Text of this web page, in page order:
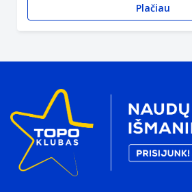
Plačiau